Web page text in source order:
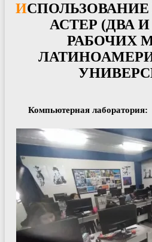
ИСПОЛЬЗОВАНИЕ ПРОГРАММЫ
АСТЕР (ДВА
РАБОЧИХ
Компьютерная лаборатория: